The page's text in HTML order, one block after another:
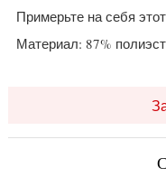
Примерьте на себя
Материал: 87%